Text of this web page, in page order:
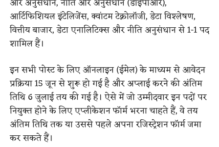
आर्टिफिशियल इंटेलिजेंस, क्वांटम टेक्नोलॉजी, डेटा विश्लेषण,
वित्तीय बाजार, डेटा एनालिटिक्स और नीति अनुसंधान से 1-1 पद
शामिल हैं।
इन सभी पोस्ट के लिए ऑनलाइन (ईमेल) के माध्यम से आवेदन
प्रक्रिया 15 जून से शुरू हो गई है और अप्लाई करने की अंतिम
तिथि 6 जुलाई तय की गई है। ऐसे में जो उम्मीदवार इन पदों पर
नियुक्त होने के लिए एप्लीकेशन फॉर्म भरना चाहते हैं, वे तय
अंतिम तिथि तक या उससे पहले अपना रजिस्ट्रेशन फॉर्म जमा
कर सकते हैं।